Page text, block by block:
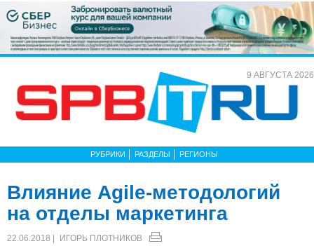
9 АВГУСТА 2026
РУБРИКИ РАЗДЕЛЫ РЕГИОНЫ
Влияние Agile-методологий
на отделы маркетинга
22.06.2018 | ИГОРЬ ПЛОТНИКОВ